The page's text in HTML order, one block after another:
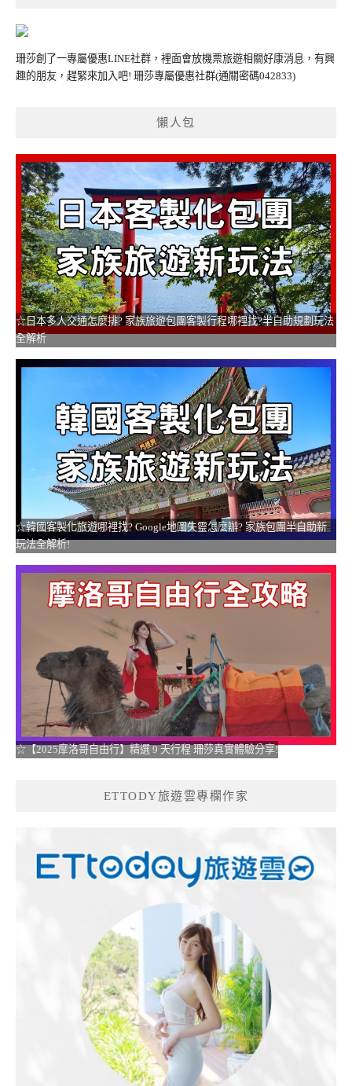
珊莎創了一專屬優惠LINE社群，裡面會放機票旅遊相關好康消息，有興
趣的朋友，趕緊來加入吧! 珊莎專屬優惠社群(通關密碼042833)
懶人包
☆日本多人交通怎麼排? 家族旅遊包團客製行程哪裡找?半自助規劃玩法
全解析
☆韓國客製化旅遊哪裡找? Google地圖失靈怎麼辦? 家族包團半自助新
玩法全解析!
☆【2025摩洛哥自由行】精選 9 天行程 珊莎真實體驗分享!
ETTODY旅遊雲專欄作家